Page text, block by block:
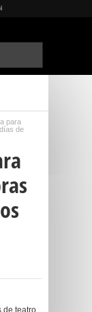
para
de
de teatro